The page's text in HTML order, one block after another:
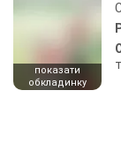
показати
обкладинку